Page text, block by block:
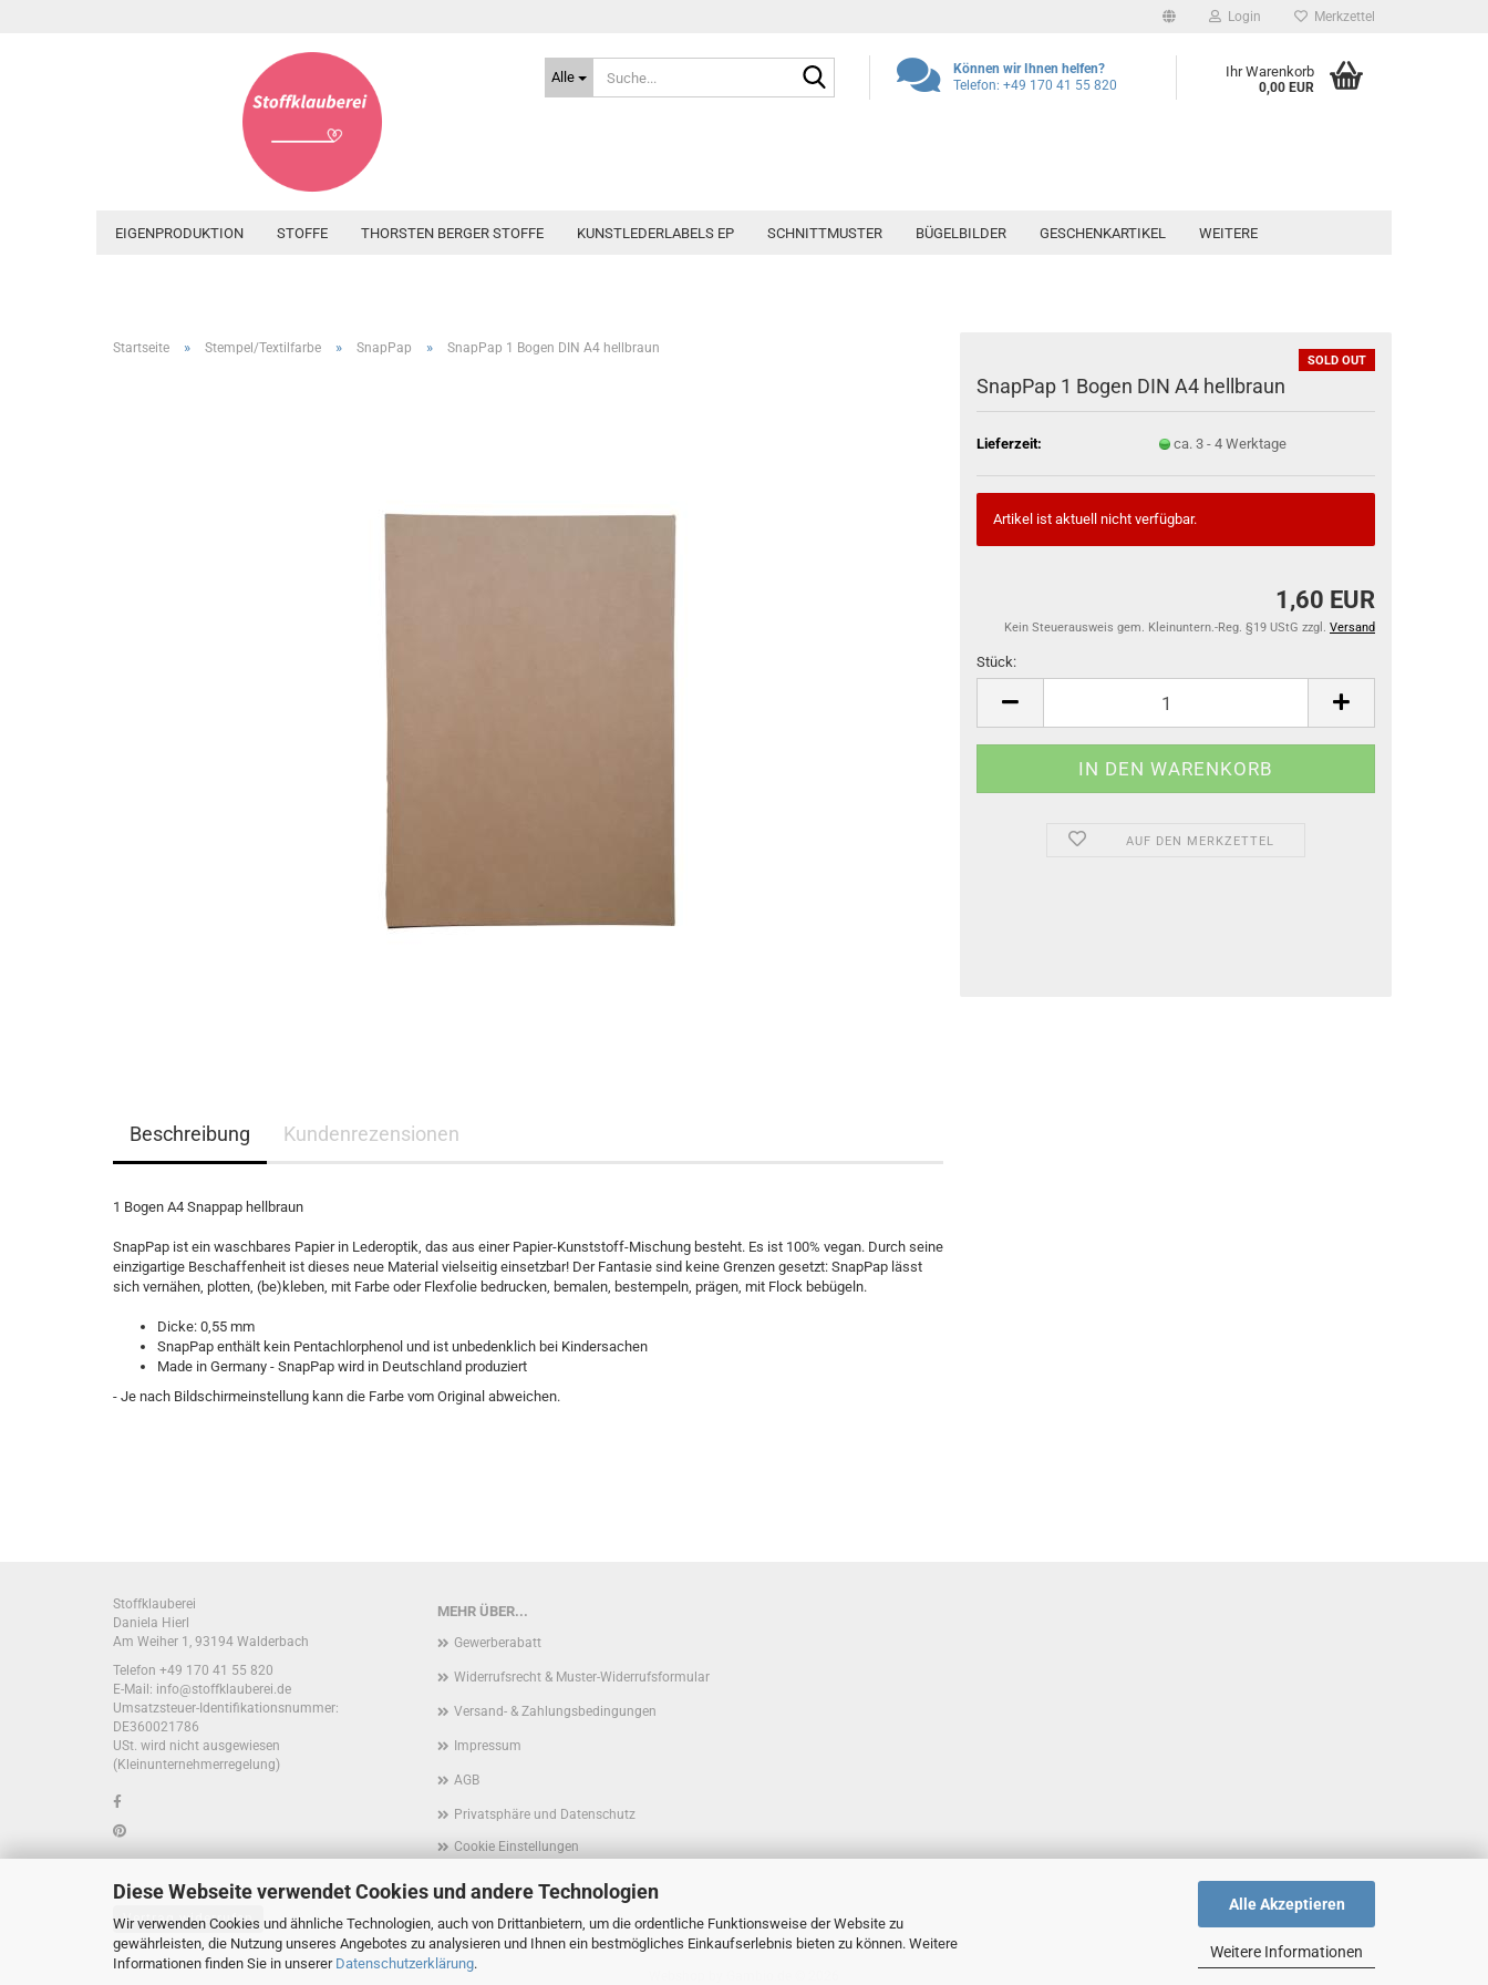
Diese Webseite verwendet Cookies und andere Technologien
Wir verwenden Cookies und ähnliche Technologien, auch von Drittanbietern, um die ordentliche Funktionsweise der Website zu
gewährleisten, die Nutzung unseres Angebotes zu analysieren und Ihnen ein bestmögliches Einkaufserlebnis bieten zu können. Weitere
Informationen finden Sie in unserer Datenschutzerklärung.
Alle Akzeptieren
Weitere Informationen
Login Merkzettel
Alle
Können wir Ihnen helfen?
Telefon: +49 170 41 55 820
Ihr Warenkorb
0,00 EUR
EIGENPRODUKTION STOFFE THORSTEN BERGER STOFFE KUNSTLEDERLABELS EP SCHNITTMUSTER BÜGELBILDER GESCHENKARTIKEL WEITERE
Startseite » Stempel/Textilfarbe » SnapPap » SnapPap 1 Bogen DIN A4 hellbraun
SOLD OUT
SnapPap 1 Bogen DIN A4 hellbraun
Lieferzeit: ca. 3 - 4 Werktage
Artikel ist aktuell nicht verfügbar.
1,60 EUR
Kein Steuerausweis gem. Kleinuntern.-Reg. §19 UStG zzgl. Versand
Stück:
Stück
AUF DEN MERKZETTEL
Beschreibung Kundenrezensionen
1 Bogen A4 Snappap hellbraun
SnapPap ist ein waschbares Papier in Lederoptik, das aus einer Papier-Kunststoff-Mischung besteht. Es ist 100% vegan. Durch seine
einzigartige Beschaffenheit ist dieses neue Material vielseitig einsetzbar! Der Fantasie sind keine Grenzen gesetzt: SnapPap lässt
sich vernähen, plotten, (be)kleben, mit Farbe oder Flexfolie bedrucken, bemalen, bestempeln, prägen, mit Flock bebügeln.
Dicke: 0,55 mm
SnapPap enthält kein Pentachlorphenol und ist unbedenklich bei Kindersachen
Made in Germany - SnapPap wird in Deutschland produziert
- Je nach Bildschirmeinstellung kann die Farbe vom Original abweichen.
MEHR ÜBER...
Gewerberabatt
Widerrufsrecht & Muster-Widerrufsformular
Versand- & Zahlungsbedingungen
Impressum
AGB
Privatsphäre und Datenschutz
Cookie Einstellungen
Stoffklauberei
Daniela Hierl
Am Weiher 1, 93194 Walderbach
Telefon +49 170 41 55 820
E-Mail: info@stoffklauberei.de
Umsatzsteuer-Identifikationsnummer:
DE360021786
USt. wird nicht ausgewiesen
(Kleinunternehmerregelung)
Vertrag widerrufen